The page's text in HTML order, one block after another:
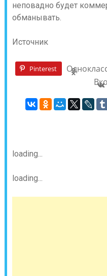
неповадно будет
обманывать.
Источник
Pinterest
loading...
loading...